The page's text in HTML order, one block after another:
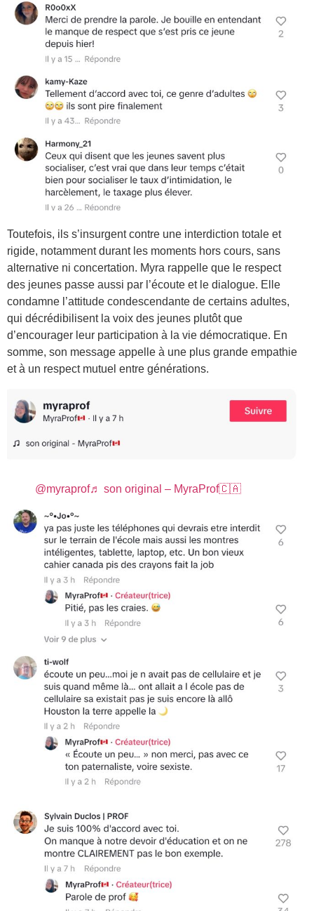
Toutefois, ils s’insurgent contre une interdiction totale et
rigide, notamment durant les moments hors cours, sans
alternative ni concertation. Myra rappelle que le respect
des jeunes passe aussi par l’écoute et le dialogue. Elle
condamne l’attitude condescendante de certains adultes,
qui décrédibilisent la voix des jeunes plutôt que
d’encourager leur participation à la vie démocratique. En
somme, son message appelle à une plus grande empathie
et à un respect mutuel entre générations.
@myraprof♬ son original – MyraProf🇨🇦